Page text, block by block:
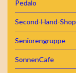
Pedalo
Second-Hand-Shop
Seniorengruppe
SonnenCafe